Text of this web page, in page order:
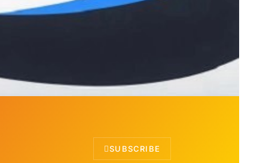
SUBSCRIBE